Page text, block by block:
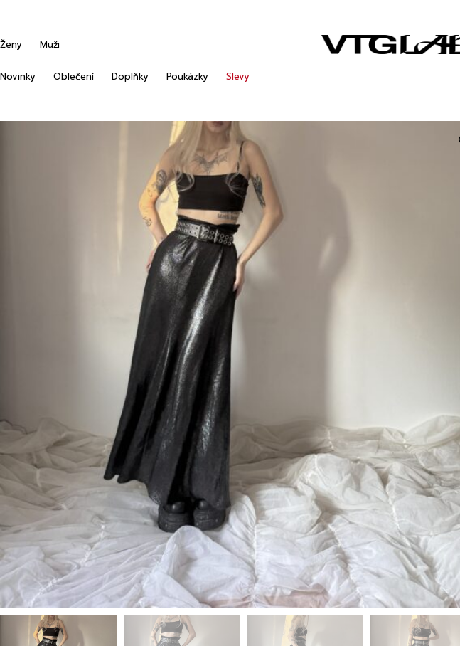
Ženy Muži
Novinky Oblečení Doplňky Poukázky Slevy